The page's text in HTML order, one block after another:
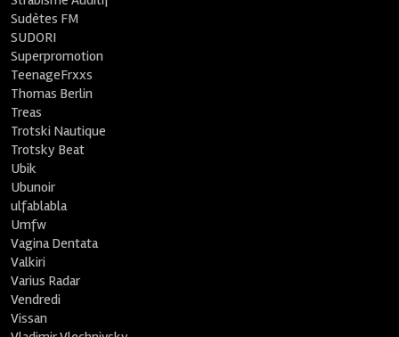
Sudètes FM
SUDORI
Superpromotion
TeenageFrxxs
Thomas Berlin
Treas
Trotski Nautique
Trotsky Beat
Ubik
Ubunoir
ulfablabla
Umfw
Vagina Dentata
Valkiri
Varius Radar
Vendredi
Vissan